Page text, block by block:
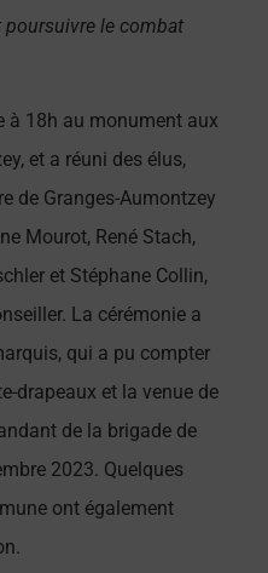
poursuivre le combat
à 18h au monument aux
et a réuni des élus,
de Granges-Aumontzey
Mourot, René Stach,
et Stéphane Collin,
La cérémonie a
qui a pu compter
drapeaux et la venue de
de la brigade de
2023. Quelques
ont également